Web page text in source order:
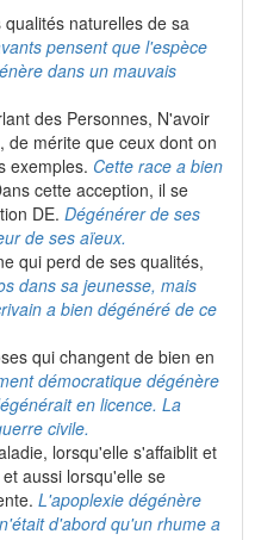
qualités naturelles de sa
pensent que l'espèce
dans un mauvais
des Personnes, N'avoir
de mérite que ceux dont on
exemples. Cette race a bien
cette acception, il se
DE. Dégénérer de ses
de ses aïeux.
qui perd de ses qualités,
dans sa jeunesse, mais
a bien dégénéré de ce
qui changent de bien en
démocratique dégénère
en licence. La
civile.
lorsqu'elle s'affaiblit et
aussi lorsqu'elle se
L'apoplexie dégénère
d'abord qu'un rhume a